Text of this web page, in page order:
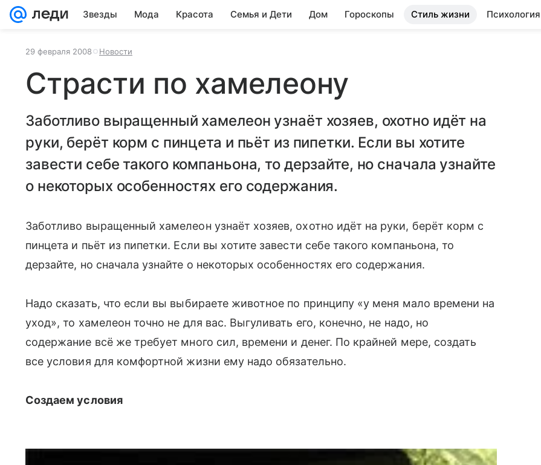
Звезды Мода Красота Семья и Дети Дом Гороскопы Стиль жизни Психология
29 февраля 2008 Новости
Страсти по хамелеону
Заботливо выращенный хамелеон узнаёт хозяев, охотно идёт на
руки, берёт корм с пинцета и пьёт из пипетки. Если вы хотите
завести себе такого компаньона, то дерзайте, но сначала узнайте
о некоторых особенностях его содержания.
Заботливо выращенный хамелеон узнаёт хозяев, охотно идёт на руки, берёт корм с
пинцета и пьёт из пипетки. Если вы хотите завести себе такого компаньона, то
дерзайте, но сначала узнайте о некоторых особенностях его содержания.
Надо сказать, что если вы выбираете животное по принципу «у меня мало времени на
уход», то хамелеон точно не для вас. Выгуливать его, конечно, не надо, но
содержание всё же требует много сил, времени и денег. По крайней мере, создать
все условия для комфортной жизни ему надо обязательно.
Создаем условия